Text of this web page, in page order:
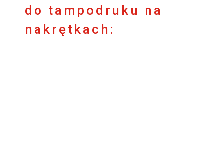
do tampodruku na
nakrętkach: